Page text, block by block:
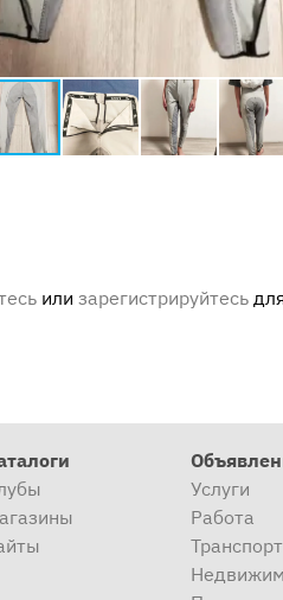
или зарегистрируйтесь
Услуги
Работа
Транспорт